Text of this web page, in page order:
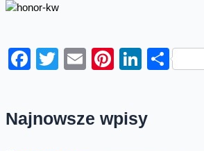
Facebook
Twitter
EmailPinterest
Najnowsze wpisy